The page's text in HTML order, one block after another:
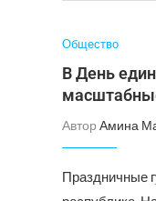
Общество
В День
Автор Амина
Праздничные